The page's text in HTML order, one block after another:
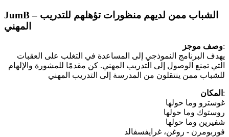
JumB – الشباب ممن لديهم منظورات تؤهلهم للتدريب
المهني
وصف موجز:
يهدف البرنامج النموذجي إلى المساعدة في التغلب على العقبات
التي تمنع الوصول إلى التدريب المهني. كن مقدمًا للمشورة والإلهام
للشباب ممن ينتقلون من المدرسة إلى التدريب المهني
المكان :
غوسترو وما حولها
روستوك وما حولها
شفيرين وما حولها
فوربومرن - روغن، غرايفسفالد